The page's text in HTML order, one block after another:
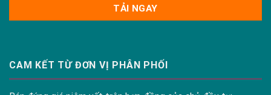
CAM KẾT TỪ ĐƠN VỊ PHÂN PHỐI